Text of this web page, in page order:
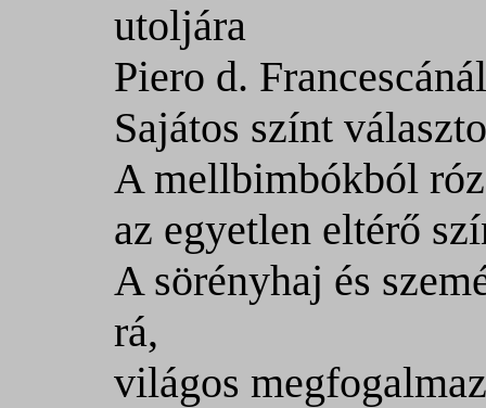
utoljára
Piero d.
Sajátos színt
A mellbimbókból
az egyetlen eltérő
A sörényhaj és
rá,
világos